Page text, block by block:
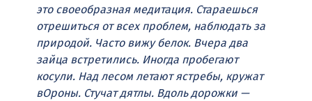
это своеобразная медитация. Стараешься
отрешиться от всех проблем, наблюдать за
природой. Часто вижу белок. Вчера два
зайца встретились. Иногда пробегают
косули. Над лесом летают ястребы, кружат
вОроны. Стучат дятлы. Вдоль дорожки —